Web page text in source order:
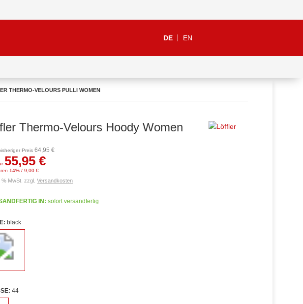
DE EN
THERMO-VELOURS PULLI WOMEN
Thermo-Velours Hoody Women
Preis64,95 €
55,95 €
14% / 9,00 €
% MwSt. zzgl.Versandkosten
IN: sofort versandfertig
black
44